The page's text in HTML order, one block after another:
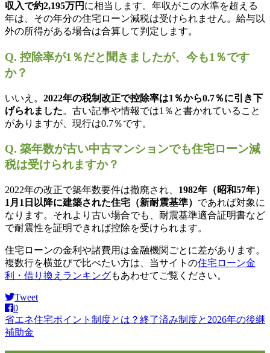
収入で約2,195万円 に相当します。年収がこの水準を超える
年は、その年分の住宅ローン減税は受けられません。給与以
外の所得がある場合は合算して判定します。
Q. 控除率が1％だと聞きましたが、今も1％です
か？
いいえ。 2022年の税制改正で控除率は1％から0.7％に引き下
げられました。古い記事や情報では1％と書かれていること
がありますが、現行は0.7％です。
Q. 築年数が古い中古マンションでも住宅ローン減
税は受けられますか？
2022年の改正で築年数要件は撤廃され、 1982年（昭和57年）
1月1日以降に建築された住宅（新耐震基準） であれば対象に
なります。それより古い場合でも、耐震基準適合証明書など
で耐震性を証明できれば控除を受けられます。
住宅ローンの金利や諸費用は金融機関ごとに差があります。
複数行を横並びで比べたい方は、当サイトの住宅ローン金
利・借り換えランキングもあわせてご覧ください。
Tweet
0
投
稿
省エネ住宅ポイント制度とは？終了済み制度と2026年の後継
補助金